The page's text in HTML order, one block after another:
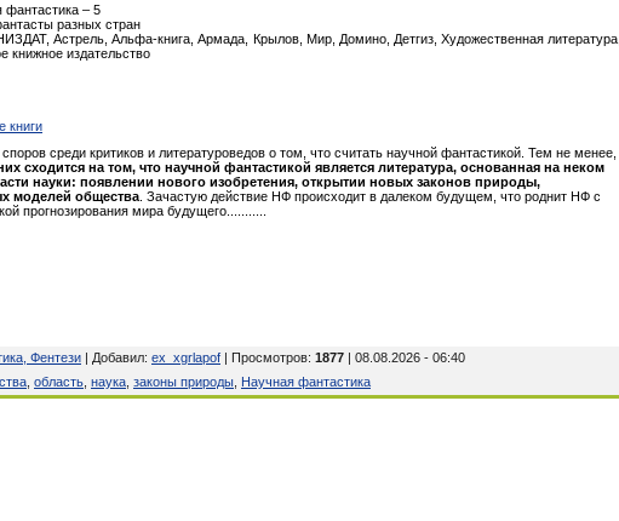
фантастика – 5
разных стран
Астрель, Альфа-книга, Армада, Крылов, Мир, Домино, Детгиз, Художественная литература,
книжное издательство
книги
среди критиков и литературоведов о том, что считать научной фантастикой. Тем не менее,
сходится на том, что научной фантастикой является литература, основанная на неком
науки: появлении нового изобретения, открытии новых законов природы,
моделей общества. Зачастую действие НФ происходит в далеком будущем, что роднит НФ с
прогнозирования мира будущего...........
Фентези | Добавил: ex_xgrlapof | Просмотров: 1877 | 08.08.2026 - 06:40
область наука законы природы Научная фантастика